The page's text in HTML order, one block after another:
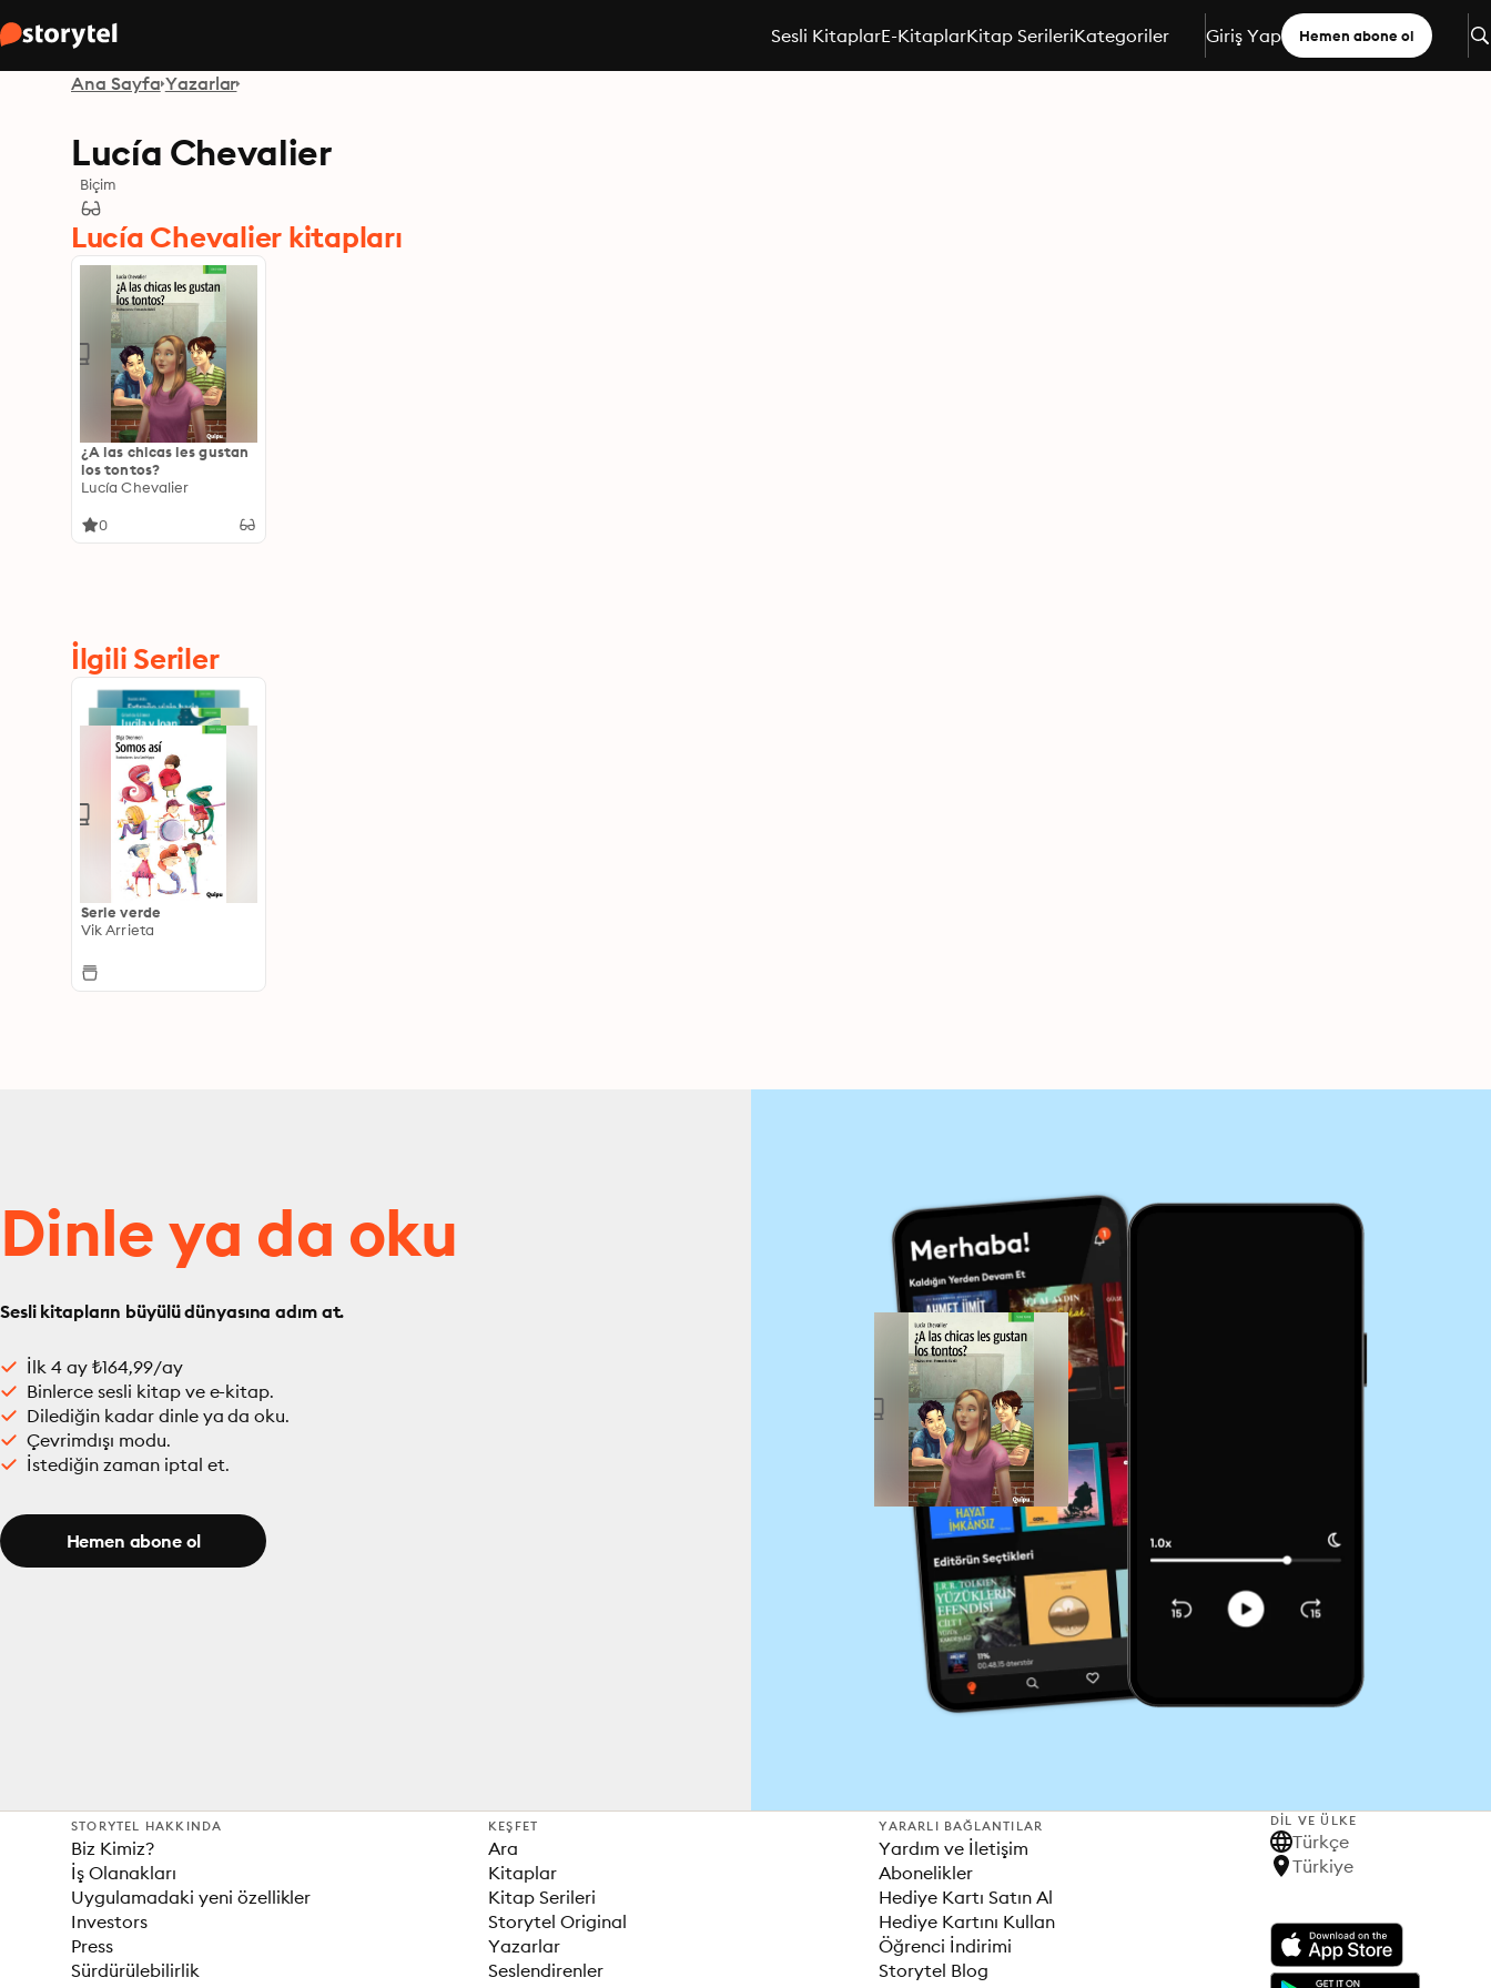
Sesli KitaplarE-KitaplarKitap SerileriKategoriler Giriş Yap Hemen abone ol
Ana Sayfa Yazarlar
Lucía Chevalier
Biçim
Lucía Chevalier kitapları
¿A las chicas les gustan
los tontos?
Lucía Chevalier
0
İlgili Seriler
Serie verde
Vik Arrieta
Dinle ya da oku
Sesli kitapların büyülü dünyasına adım at.
İlk 4 ay ₺164,99/ay
Binlerce sesli kitap ve e-kitap.
Dilediğin kadar dinle ya da oku.
Çevrimdışı modu.
İstediğin zaman iptal et.
Hemen abone ol
STORYTEL HAKKINDA
Biz Kimiz?
İş Olanakları
Uygulamadaki yeni özellikler
Investors
Press
Sürdürülebilirlik
KEŞFET
Ara
Kitaplar
Kitap Serileri
Storytel Original
Yazarlar
Seslendirenler
YARARLI BAĞLANTILAR
Yardım ve İletişim
Abonelikler
Hediye Kartı Satın Al
Hediye Kartını Kullan
Öğrenci İndirimi
Storytel Blog
DIL VE ÜLKE
Türkçe
Türkiye